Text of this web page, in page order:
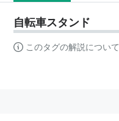
自転車スタンド
このタグの解説について